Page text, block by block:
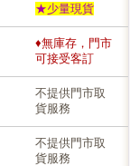
★少量現貨
♦無庫存，門市
可接受客訂
不提供門市取
貨服務
不提供門市取
貨服務